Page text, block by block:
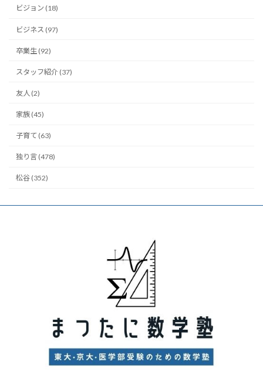
ビジョン (18)
ビジネス (97)
卒業生 (92)
スタッフ紹介 (37)
友人 (2)
家族 (45)
子育て (63)
独り言 (478)
松谷 (352)